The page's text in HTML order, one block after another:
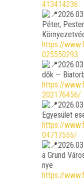
413414236
Péter,
https://
025550293
dők —
https://
202176456/
Egye­sü­let
https://
04717555/
a Grund
nye
https://